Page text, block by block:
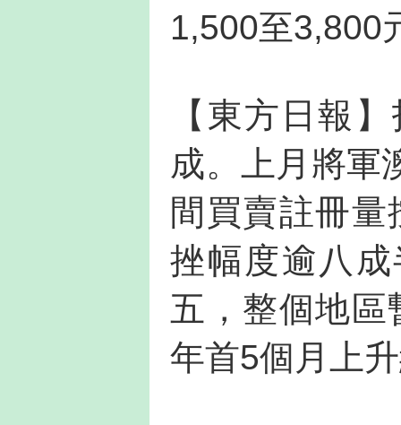
1,500至3,800
【東方日報
成。上月將軍
間買賣註冊
挫幅度逾八
五，整個地區
年首5個月上